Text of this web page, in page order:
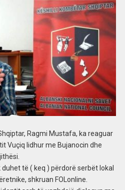
Ragmi Mustafa, ka reaguar
Vuçiq lidhur me Bujanocin dhe
të ( keq ) përdorë serbët lokal
shkruan FOLonline.